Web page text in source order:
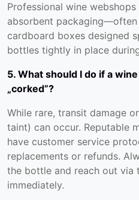
Professional wine
absorbent
cardboard boxes designed
bottles tightly in place
5. What should I do if a
„corked”?
While rare, transit damage
taint) can occur. Reputable
have customer service
replacements or refunds.
the bottle and reach out via
immediately.